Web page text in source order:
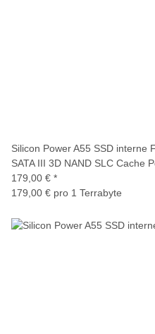
Silicon Power A55 SSD interne
SATA III 3D NAND SLC Cache
179,00 € *
179,00 € pro 1 Terrabyte